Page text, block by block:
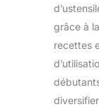
grâce à
recettes